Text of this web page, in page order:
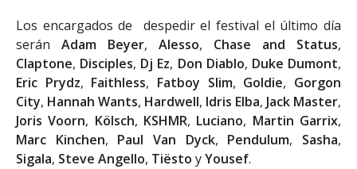
Los encargados de despedir el festival el último día
serán Adam Beyer, Alesso, Chase and Status,
Claptone, Disciples, Dj Ez, Don Diablo, Duke Dumont,
Eric Prydz, Faithless, Fatboy Slim, Goldie, Gorgon
City, Hannah Wants, Hardwell, Idris Elba, Jack Master,
Joris Voorn, Kölsch, KSHMR, Luciano, Martin Garrix,
Marc Kinchen, Paul Van Dyck, Pendulum, Sasha,
Sigala, Steve Angello, Tiësto yYousef.